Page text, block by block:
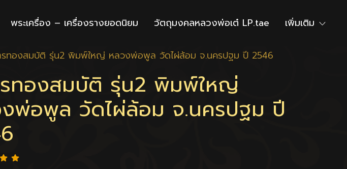
พระเครื่อง – เครื่องรางยอดนิยม วัตถุมงคลหลวงพ่อเต๋ LP.tae เพิ่มเติม
รทองสมบัติ รุ่น2 พิมพ์ใหญ่ หลวงพ่อพูล วัดไผ่ล้อม จ.นครปฐม ปี 2546
ทองสมบัติ รุ่น2 พิมพ์ใหญ่
พ่อพูล วัดไผ่ล้อม จ.นครปฐม ปี